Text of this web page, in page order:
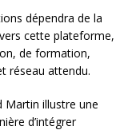
dépendra de la
cette plateforme,
de formation,
réseau attendu.
Martin illustre une
d’intégrer